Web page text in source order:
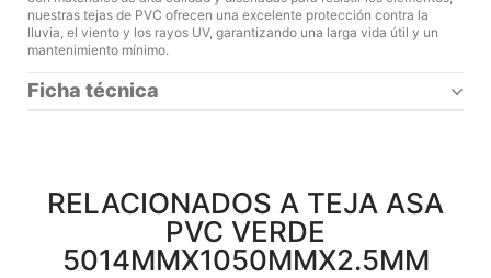
nuestras tejas de PVC ofrecen una excelente protección contra la
lluvia, el viento y los rayos UV, garantizando una larga vida útil y un
mantenimiento mínimo.
Ficha técnica
RELACIONADOS A TEJA ASA
PVC VERDE
5014MMX1050MMX2.5MM